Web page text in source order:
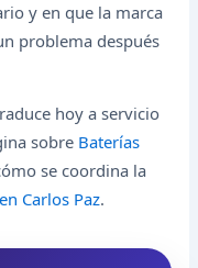
y en que la marca
problema después
hoy a servicio
sobre Baterías
se coordina la
Carlos Paz.